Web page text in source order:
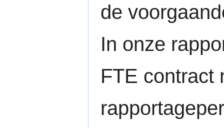
de
In onze
FTE contract